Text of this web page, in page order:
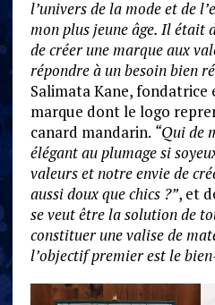
l’univers de la mode et de
mon plus jeune âge. Il était
de créer une marque aux
répondre à un besoin bien
Salimata Kane, fondatrice
marque dont le logo
canard mandarin. “Qui de
élégant au plumage si
valeurs et notre envie de
aussi doux que chics ?”, et
se veut être la solution de
constituer une valise de
l’objectif premier est le